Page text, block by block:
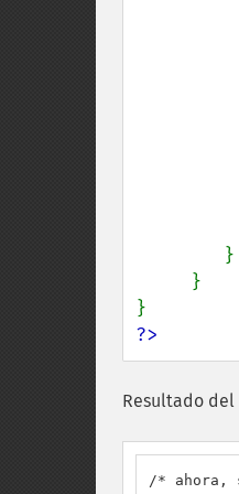
?>
Resultado
/* ahora,